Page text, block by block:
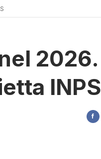
2026.
INPS